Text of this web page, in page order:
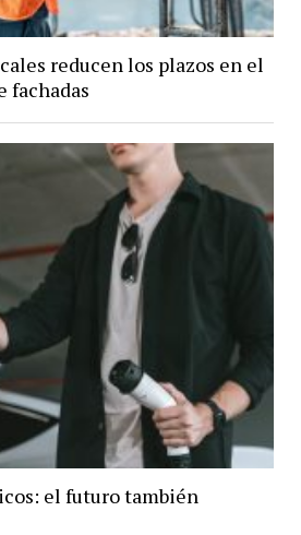
reducen los plazos en el
fachadas
el futuro también